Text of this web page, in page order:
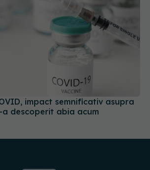
impact semnificativ asupra
a descoperit abia acum